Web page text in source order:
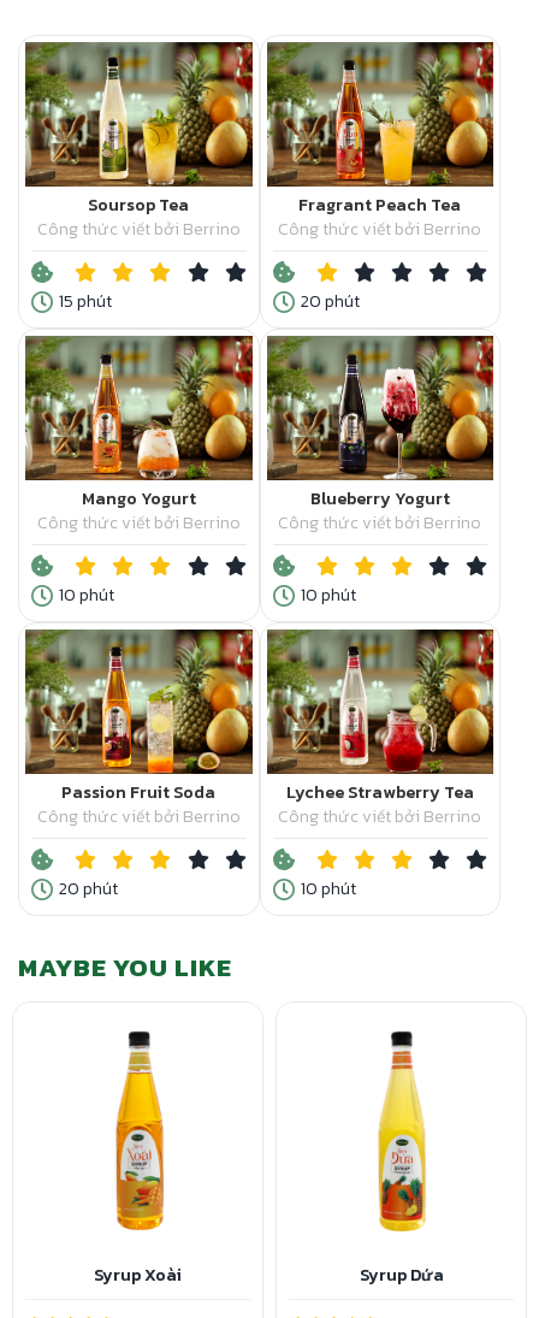
Soursop Tea
Công thức viết bởi Berrino
15 phút
Fragrant Peach Tea
Công thức viết bởi Berrino
20 phút
Mango Yogurt
Công thức viết bởi Berrino
10 phút
Blueberry Yogurt
Công thức viết bởi Berrino
10 phút
Passion Fruit Soda
Công thức viết bởi Berrino
20 phút
Lychee Strawberry Tea
Công thức viết bởi Berrino
10 phút
MAYBE YOU LIKE
Syrup Xoài
Syrup Dứa